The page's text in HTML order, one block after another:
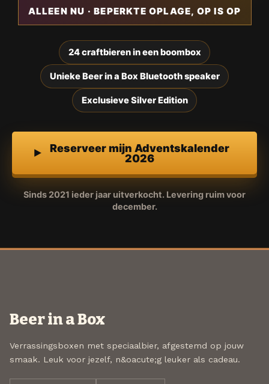
ALLEEN NU · BEPERKTE OPLAGE, OP IS OP
24 craftbieren in een boombox
Unieke Beer in a Box Bluetooth speaker
Exclusieve Silver Edition
Reserveer mijn Adventskalender
2026
Sinds 2021 ieder jaar uitverkocht. Levering ruim voor
december.
Beer in a Box
Verrassingsboxen met speciaalbier, afgestemd op jouw
smaak. Leuk voor jezelf, n&oacute;g leuker als cadeau.